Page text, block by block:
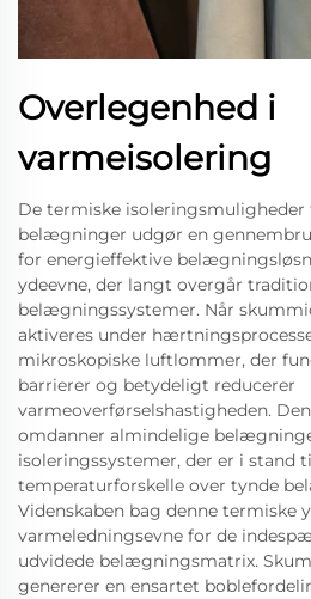
Overlegenhed i
varmeisolering
De termiske
belægninger udgør en
for energieffektive
ydeevne, der langt overgår
belægningssystemer. Når
aktiveres under
mikroskopiske luftlommer, der
barrierer og betydeligt reducerer
varmeoverførselshastigheden.
omdanner almindelige
isoleringssystemer, der er i stand
temperaturforskelle over tynde
Videnskaben bag denne termiske
varmeledningsevne for de
udvidede belægningsmatrix.
genererer en ensartet